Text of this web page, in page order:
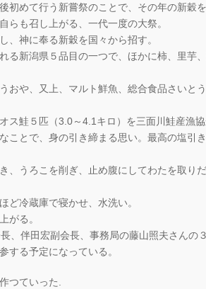
初めて行う新嘗祭のことで、その年の新穀
らも召し上がる、一代一度の大祭。
、神に奉る新穀を国々から招す。
る新潟県５品目の一つで、ほかに柿、里芋
おや、又上、マルト鮮魚、総合食品さいと
ス鮭５匹（3.0～4.1キロ）を三面川鮭産漁協
とで、身の引き締まる思い。最高の塩引き
、うろこを削ぎ、止め腹にしてわたを取り
ど冷蔵庫で寝かせ、水洗い。
がる。
、伴田宏副会長、事務局の藤山照夫さんの
する予定になっている。
つていった.